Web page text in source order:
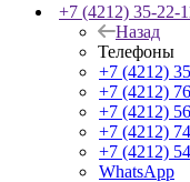
+7 (4212) 35-22-
Назад
Телефоны
+7 (4212)
+7 (4212)
+7 (4212)
+7 (4212)
+7 (4212)
WhatsApp